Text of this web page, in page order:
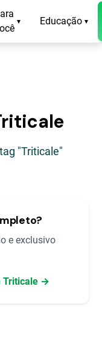
▾ Educação ▾
"Triticale"
e exclusivo
Triticale →